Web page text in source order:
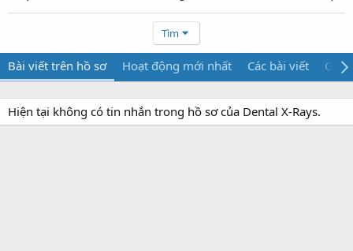
Tìm
Bài viết trên hồ sơ Hoạt động mới nhất Các bài viết Giới
Hiện tại không có tin nhắn trong hồ sơ của Dental X-Rays.